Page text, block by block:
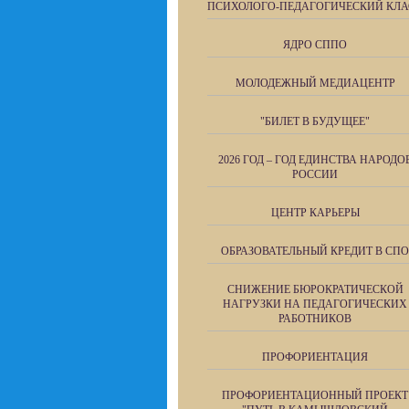
ПСИХОЛОГО-ПЕДАГОГИЧЕСКИЙ
ЯДРО СППО
МОЛОДЕЖНЫЙ МЕДИАЦЕНТР
"БИЛЕТ В БУДУЩЕЕ"
2026 ГОД – ГОД ЕДИНСТВА
РОССИИ
ЦЕНТР КАРЬЕРЫ
ОБРАЗОВАТЕЛЬНЫЙ КРЕДИТ В СПО
СНИЖЕНИЕ БЮРОКРАТИЧЕСКОЙ
НАГРУЗКИ НА ПЕДАГОГИЧЕСКИХ
РАБОТНИКОВ
ПРОФОРИЕНТАЦИЯ
ПРОФОРИЕНТАЦИОННЫЙ ПРОЕКТ